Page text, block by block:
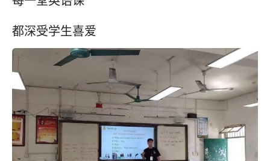
都深受学生喜爱